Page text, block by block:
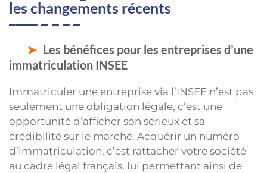
les changements récents
Les bénéfices pour les entreprises d’une
immatriculation INSEE
Immatriculer une entreprise via l’INSEE n’est pas
seulement une obligation légale, c’est une
opportunité d’afficher son sérieux et sa
crédibilité sur le marché. Acquérir un numéro
d’immatriculation, c’est rattacher votre société
au cadre légal français, lui permettant ainsi de